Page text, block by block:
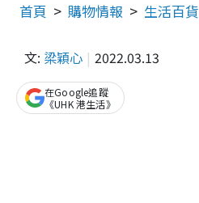
首頁 購物情報 生活百貨
文: 梁穎心 2022.03.13
在Google追蹤
《UHK 港生活》